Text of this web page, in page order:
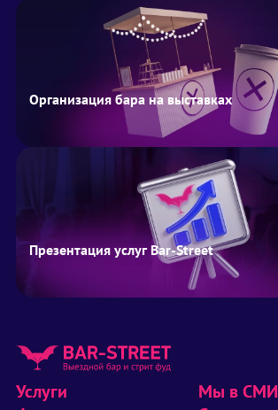
Организация бара на выставках
Презентация услуг Bar-Street
Услуги
Мы в СМИ